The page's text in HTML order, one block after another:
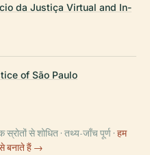
da Justiça Virtual and In-
of São Paulo
से शोधित · तथ्य-जाँच पूर्ण · हम
बनाते हैं →